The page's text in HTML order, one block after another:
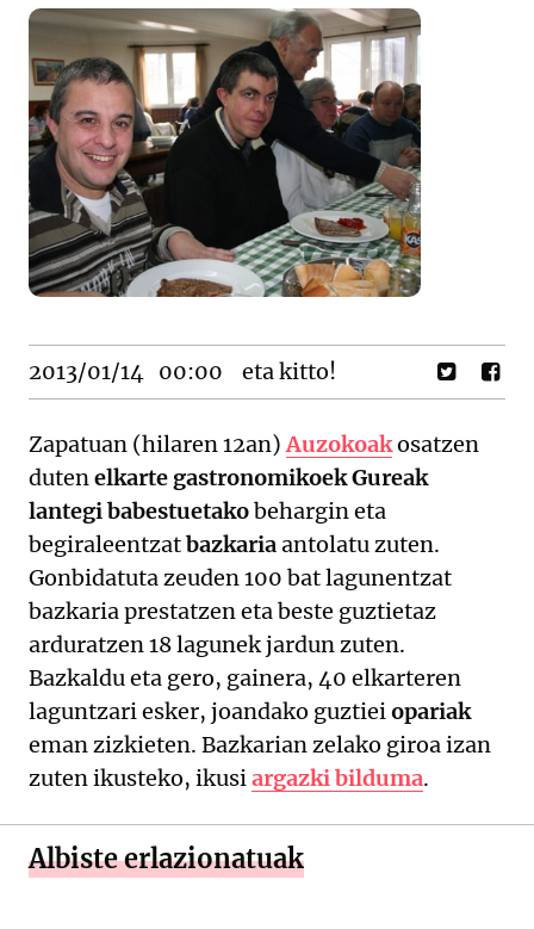
2013/01/14 00:00 eta kitto!
Zapatuan (hilaren 12an)Auzokoakosatzen
dutenelkarte gastronomikoek Gureak
lantegi babestuetakobehargin eta
begiraleentzatbazkariaantolatu zuten.
Gonbidatuta zeuden 100 bat lagunentzat
bazkaria prestatzen eta beste guztietaz
arduratzen 18 lagunek jardun zuten.
Bazkaldu eta gero, gainera, 40 elkarteren
laguntzari esker, joandako guztieiopariak
eman zizkieten. Bazkarian zelako giroa izan
zuten ikusteko, ikusiargazki bilduma.
Albiste erlazionatuak